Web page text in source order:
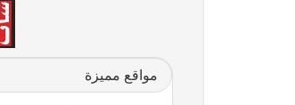
مواقع مميزة